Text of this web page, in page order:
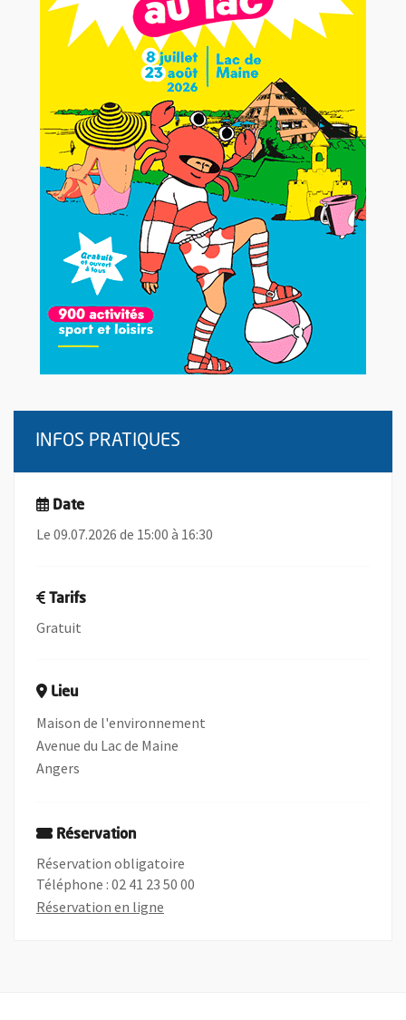
INFOS PRATIQUES
Date
Le 09.07.2026 de 15:00 à 16:30
Tarifs
Gratuit
Lieu
Maison de l'environnement
Avenue du Lac de Maine
Angers
Réservation
Réservation obligatoire
Téléphone : 02 41 23 50 00
Réservation en ligne